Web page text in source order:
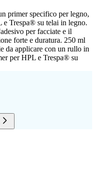
primer specifico per legno,
Trespa® su telai in legno.
per facciate e il
forte e duratura. 250 ml
da applicare con un rullo in
per HPL e Trespa® su